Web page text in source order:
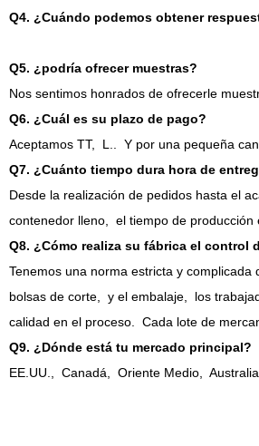
Q4. ¿Cuándo podemos obtener
Q5. ¿podría ofrecer muestras?
Nos sentimos honrados de ofrecerle
Q6. ¿Cuál es su plazo de pago?
Aceptamos TT,
L..
Y por una pequeña
Q7. ¿Cuánto tiempo dura hora de
Desde la realización de pedidos hasta el
contenedor lleno,
el tiempo de producción
Q8. ¿Cómo realiza su fábrica el control
Tenemos una norma estricta y complicada
bolsas de corte,
y el embalaje,
los
calidad en el proceso.
Cada lote de
Q9. ¿Dónde está tu mercado principal?
EE.UU.,
Canadá, Oriente Medio, Australia,